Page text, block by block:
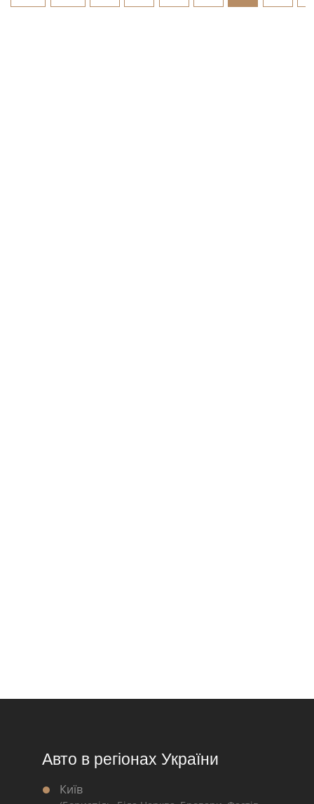
Авто в регіонах України
Київ